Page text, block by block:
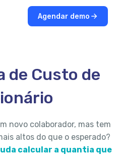
Agendar demo
de Custo de
novo colaborador, mas tem
altos do que o esperado?
calcular a quantia que